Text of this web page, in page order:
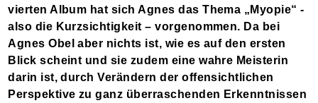
vierten Album hat sich Agnes das Thema „Myopie“ -
also die Kurzsichtigkeit – vorgenommen. Da bei
Agnes Obel aber nichts ist, wie es auf den ersten
Blick scheint und sie zudem eine wahre Meisterin
darin ist, durch Verändern der offensichtlichen
Perspektive zu ganz überraschenden Erkenntnissen